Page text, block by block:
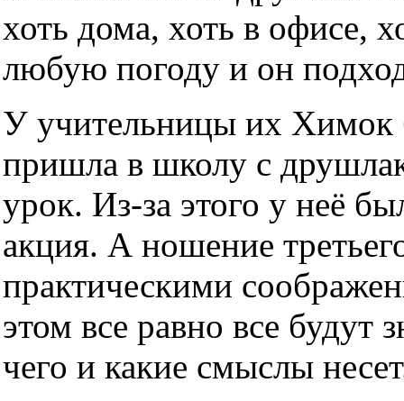
хоть дома, хоть в офисе,
любую погоду и он
У учительницы их Химок
пришла в школу с
урок. Из-за этого у неё
акция. А ношение
практическими
этом все равно все будут
чего и какие смыслы